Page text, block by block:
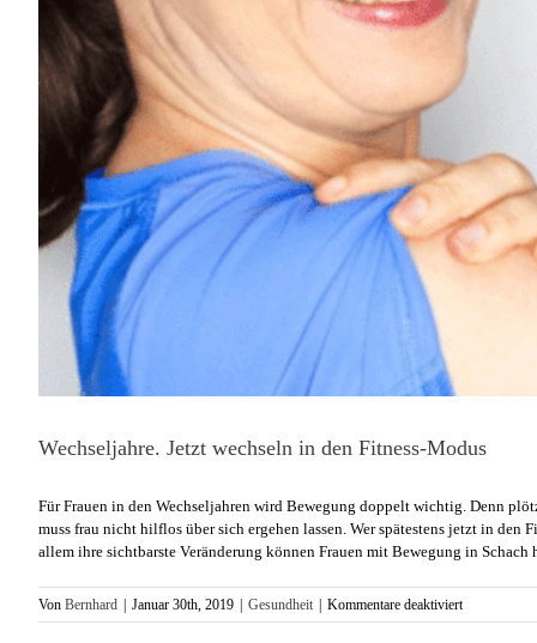
Wechseljahre. Jetzt wechseln in den Fitness-Modus
Für Frauen in den Wechseljahren wird Bewegung doppelt wichtig. Denn
muss frau nicht hilflos über sich ergehen lassen. Wer spätestens jetzt in
allem ihre sichtbarste Veränderung können Frauen mit Bewegung in Schach
Von Bernhard Januar 30th, 2019 Gesundheit Kommentare deaktiviertfür